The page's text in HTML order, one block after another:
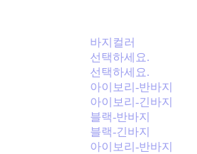
바지컬러
선택하세요.
선택하세요.
아이보리-반바지
아이보리-긴바지
블랙-반바지
블랙-긴바지
아이보리-반바지